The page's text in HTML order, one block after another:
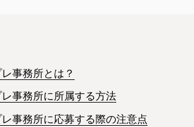
事務所とは？
事務所に所属する方法
事務所に応募する際の注意点